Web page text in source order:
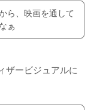
ら、映画を通して
ぁ
ザービジュアルに